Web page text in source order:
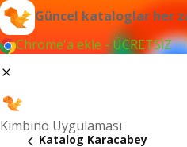
Güncel kataloglar her
Chrome'a ekle - ÜCRETSİZ
Kimbino Uygulaması
Katalog Karacabey